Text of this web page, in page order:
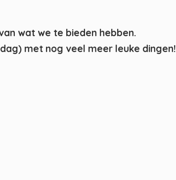
wat we te bieden hebben.
met nog veel meer leuke dingen!